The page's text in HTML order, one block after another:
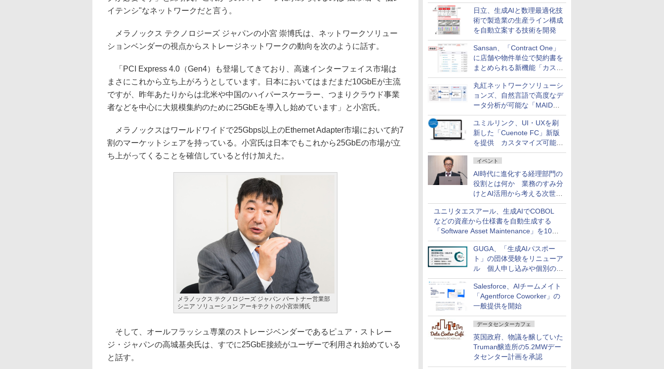
供
日立、生成AIと数理最適化技
術で製造業の生産ライン構成
を自動立案する技術を開発
Sansan、「Contract One」
に店舗や物件単位で契約書を
まとめられる新機能「カスタ
ム契約ツリー」を追加
丸紅ネットワークソリューシ
ョンズ、自然言語で高度なデ
ータ分析が可能な「MAIDOA
AI ASSIST」を9月より提供
ユミルリンク、UI・UXを刷
新した「Cuenote FC」新版
を提供 カスタマイズ可能な
ダッシュボード画面を搭載
イベント
AI時代に進化する経理部門の
役割とは何か 業務のすみ分
けとAI活用から考える次世代
ファイナンス戦略
ユニリタエスアール、生成AIでCOBOL
などの資産から仕様書を自動生成する
「Software Asset Maintenance」を10月
に発売
GUGA、「生成AIパスポー
ト」の団体受験をリニューア
ル 個人申し込みや個別の支
払いなどに対応
Salesforce、AIチームメイト
「Agentforce Coworker」の
一般提供を開始
データセンターカフェ
英国政府、物議を醸していた
Truman醸造所の5.2MWデー
タセンター計画を承認
イテンシ"なネットワークだと言う。
メラノックス テクノロジーズ ジャパンの小宮 崇博氏は、ネットワークソリュー
ションベンダーの視点からストレージネットワークの動向を次のように話す。
「PCI Express 4.0（Gen4）も登場してきており、高速インターフェイス市場は
まさにこれから立ち上がろうとしています。日本においてはまだまだ10GbEが主流
ですが、昨年あたりからは北米や中国のハイパースケーラー、つまりクラウド事業
者などを中心に大規模集約のために25GbEを導入し始めています」と小宮氏。
メラノックスはワールドワイドで25Gbps以上のEthernet Adapter市場において約7
割のマーケットシェアを持っている。小宮氏は日本でもこれから25GbEの市場が立
ち上がってくることを確信していると付け加えた。
メラノックス テクノロジーズ ジャパン パートナー営業部
シニア ソリューション アーキテクトの小宮崇博氏
そして、オールフラッシュ専業のストレージベンダーであるピュア・ストレー
ジ・ジャパンの高城基央氏は、すでに25GbE接続がユーザーで利用され始めている
と話す。